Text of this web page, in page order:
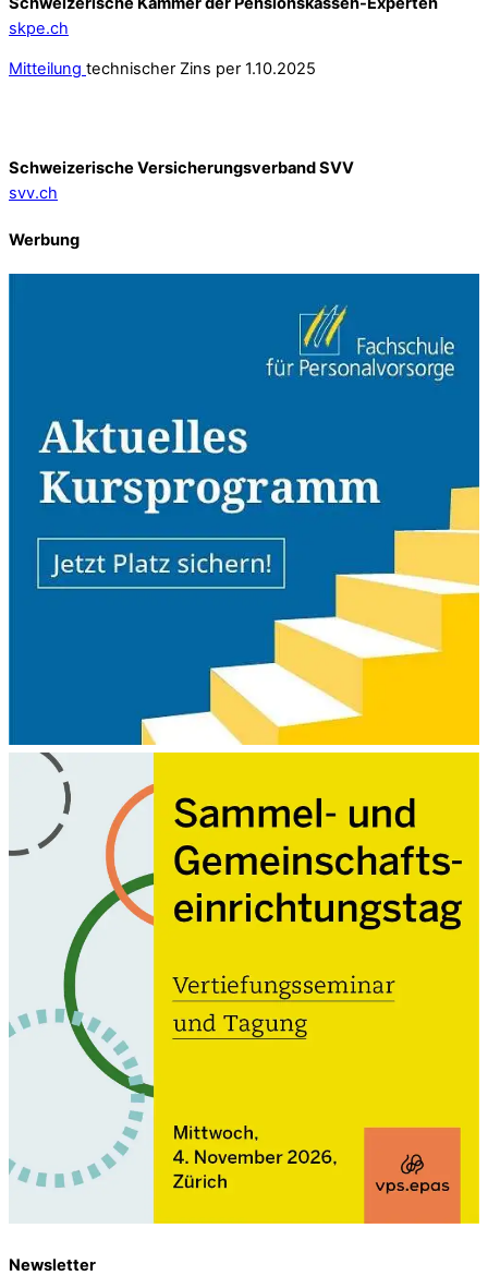
skpe.ch
Mitteilung technischer Zins per 1.10.2025
Schweizerische Versicherungsverband SVV
svv.ch
Werbung
Newsletter